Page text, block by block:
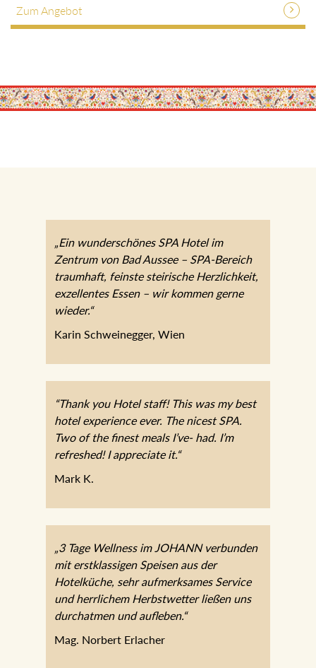
Zum Angebot
„Ein wunderschönes SPA Hotel im
Zentrum von Bad Aussee – SPA-Bereich
traumhaft, feinste steirische Herzlichkeit,
exzellentes Essen – wir kommen gerne
wieder.“
Karin Schweinegger, Wien
“Thank you Hotel staff! This was my best
hotel experience ever. The nicest SPA.
Two of the finest meals I’ve- had. I’m
refreshed! I appreciate it.“
Mark K.
„3 Tage Wellness im JOHANN verbunden
mit erstklassigen Speisen aus der
Hotelküche, sehr aufmerksames Service
und herrlichem Herbstwetter ließen uns
durchatmen und aufleben.“
Mag. Norbert Erlacher